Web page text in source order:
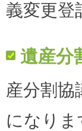
義変更登
遺産分
産分割協
になりま